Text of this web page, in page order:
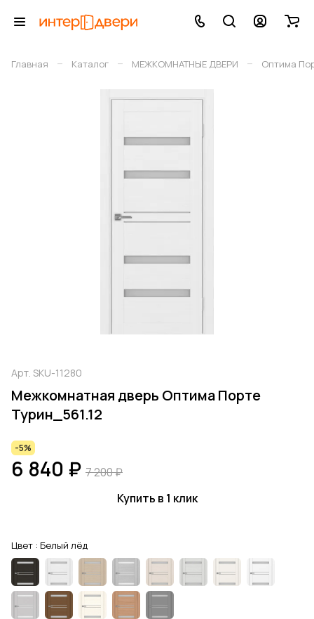
Главная – Каталог – МЕЖКОМНАТНЫЕ ДВЕРИ – Оптима
Арт. SKU-11280
Межкомнатная дверь Оптима Порте
Турин_561.12
-5%
6 840 ₽ 7 200 ₽
Купить в 1 клик
Цвет : Белый лёд